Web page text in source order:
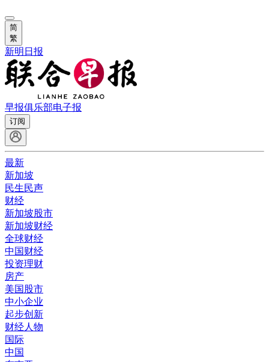
简
繁
新明日报
早报俱乐部电子报
订阅
最新
新加坡
民生民声
财经
新加坡股市
新加坡财经
全球财经
中国财经
投资理财
房产
美国股市
中小企业
起步创新
财经人物
国际
中国